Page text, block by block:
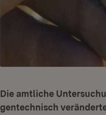
Die amtliche
gentechnisch